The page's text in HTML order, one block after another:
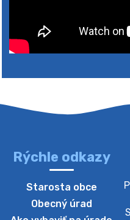
4. augusta 2026 10:05
Zberný dvor-
bude zberný dvor
Zber separovaného
Oznamujeme
Rýchle odkazy
Starosta obce
Obecný úrad